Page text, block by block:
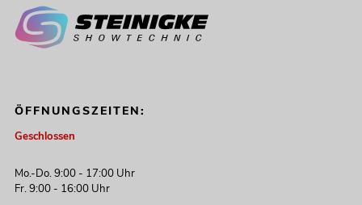
ÖFFNUNGSZEITEN:
Geschlossen
Mo.-Do. 9:00 - 17:00 Uhr
Fr. 9:00 - 16:00 Uhr